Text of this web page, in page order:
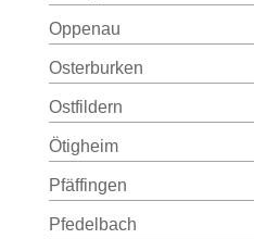
Oppenau
Osterburken
Ostfildern
Ötigheim
Pfäffingen
Pfedelbach